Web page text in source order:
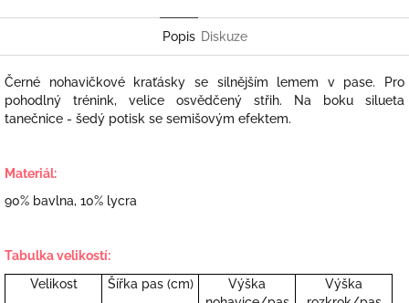
Popis Diskuze
Černé nohavičkové kraťásky se silnějším lemem v pase. Pro
pohodlný trénink, velice osvědčený střih. Na boku silueta
tanečnice - šedý potisk se semišovým efektem.
Materiál:
90% bavlna, 10% lycra
Tabulka velikostí:
Velikost
Šířka pas (cm)
Výška
Výška